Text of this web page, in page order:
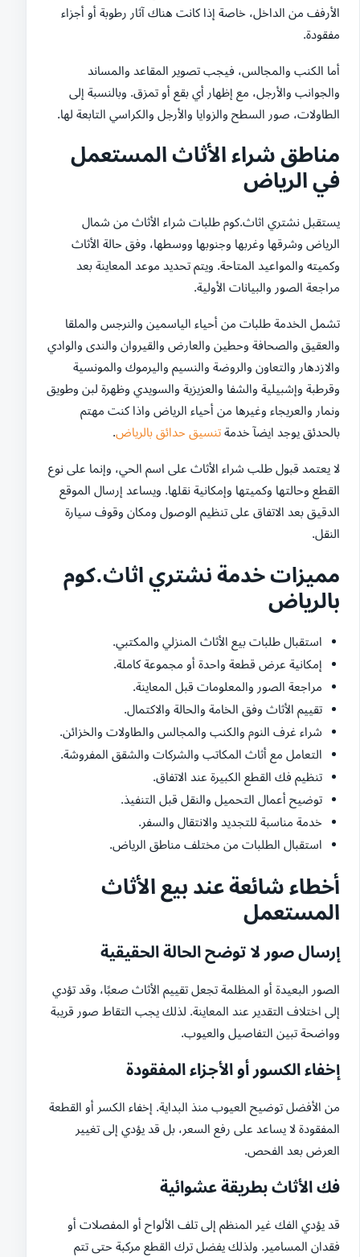
الأرفف من الداخل، خاصة إذا كانت هناك آثار رطوبة أو أجزاء
مفقودة.
أما الكنب والمجالس، فيجب تصوير المقاعد والمساند
والجوانب والأرجل، مع إظهار أي بقع أو تمزق. وبالنسبة إلى
الطاولات، صور السطح والزوايا والأرجل والكراسي التابعة لها.
مناطق شراء الأثاث المستعمل
في الرياض
يستقبل نشتري اثاث.كوم طلبات شراء الأثاث من شمال
الرياض وشرقها وغربها وجنوبها ووسطها، وفق حالة الأثاث
وكميته والمواعيد المتاحة. ويتم تحديد موعد المعاينة بعد
مراجعة الصور والبيانات الأولية.
تشمل الخدمة طلبات من أحياء الياسمين والنرجس والملقا
والعقيق والصحافة وحطين والعارض والقيروان والندى والوادي
والازدهار والتعاون والروضة والنسيم واليرموك والمونسية
وقرطبة وإشبيلية والشفا والعزيزية والسويدي وظهرة لبن وطويق
ونمار والعريجاء وغيرها من أحياء الرياض واذا كنت مهتم
بالحدئق يوجد ايضآ خدمة تنسيق حدائق بالرياض.
لا يعتمد قبول طلب شراء الأثاث على اسم الحي، وإنما على نوع
القطع وحالتها وكميتها وإمكانية نقلها. ويساعد إرسال الموقع
الدقيق بعد الاتفاق على تنظيم الوصول ومكان وقوف سيارة
النقل.
مميزات خدمة نشتري اثاث.كوم
بالرياض
استقبال طلبات بيع الأثاث المنزلي والمكتبي.
إمكانية عرض قطعة واحدة أو مجموعة كاملة.
مراجعة الصور والمعلومات قبل المعاينة.
تقييم الأثاث وفق الخامة والحالة والاكتمال.
شراء غرف النوم والكنب والمجالس والطاولات والخزائن.
التعامل مع أثاث المكاتب والشركات والشقق المفروشة.
تنظيم فك القطع الكبيرة عند الاتفاق.
توضيح أعمال التحميل والنقل قبل التنفيذ.
خدمة مناسبة للتجديد والانتقال والسفر.
استقبال الطلبات من مختلف مناطق الرياض.
أخطاء شائعة عند بيع الأثاث
المستعمل
إرسال صور لا توضح الحالة الحقيقية
الصور البعيدة أو المظلمة تجعل تقييم الأثاث صعبًا، وقد تؤدي
إلى اختلاف التقدير عند المعاينة. لذلك يجب التقاط صور قريبة
وواضحة تبين التفاصيل والعيوب.
إخفاء الكسور أو الأجزاء المفقودة
من الأفضل توضيح العيوب منذ البداية. إخفاء الكسر أو القطعة
المفقودة لا يساعد على رفع السعر، بل قد يؤدي إلى تغيير
العرض بعد الفحص.
فك الأثاث بطريقة عشوائية
قد يؤدي الفك غير المنظم إلى تلف الألواح أو المفصلات أو
فقدان المسامير. ولذلك يفضل ترك القطع مركبة حتى تتم